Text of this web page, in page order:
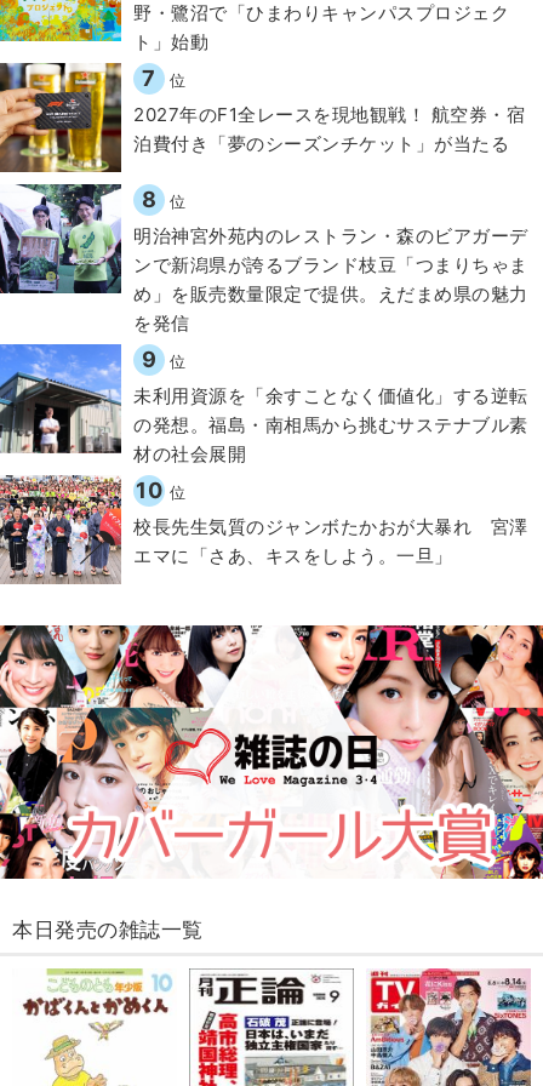
野・鷺沼で「ひまわりキャンパスプロジェク
ト」始動
7 位
2027年のF1全レースを現地観戦！ 航空券・宿
泊費付き「夢のシーズンチケット」が当たる
8 位
明治神宮外苑内のレストラン・森のビアガーデ
ンで新潟県が誇るブランド枝豆「つまりちゃま
め」を販売数量限定で提供。えだまめ県の魅力
を発信
9 位
​​未利用資源を「余すことなく価値化」する逆転
の発想。福島・南相馬から挑むサステナブル素
材の社会展開​
10 位
校長先生気質のジャンボたかおが大暴れ 宮澤
エマに「さあ、キスをしよう。一旦」
本日発売の雑誌一覧